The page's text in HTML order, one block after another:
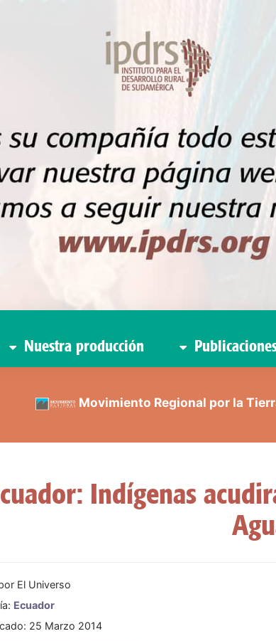
Nuestra producción
Movimiento Regional por la
Indígenas
El Universo
Ecuador
25 Marzo 2014